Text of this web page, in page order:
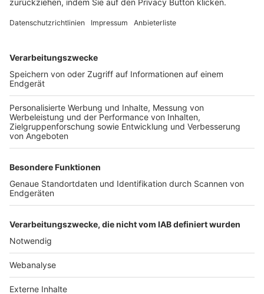
FOLGE DEM BFV
TOP-VEREINE
TOP-PARTNER
Nutzungsbedingungen Datenschutz Impressum